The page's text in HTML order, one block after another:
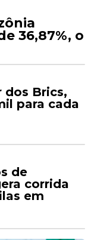
36,87%, o
dos Brics,
para cada
de
corrida
em